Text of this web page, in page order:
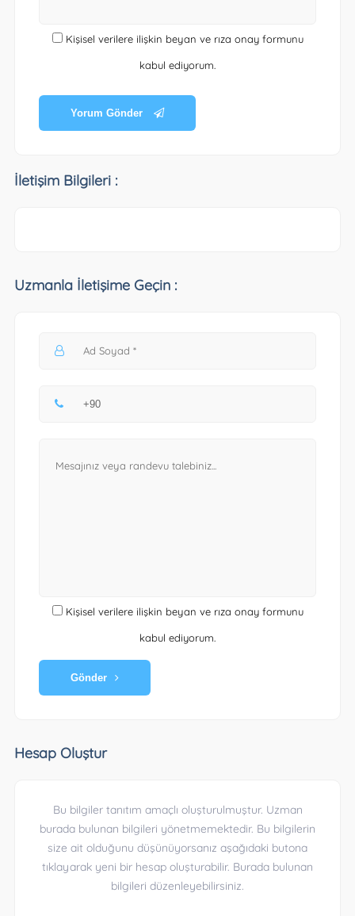
Kişisel verilere ilişkin beyan ve rıza onay formunu
kabul ediyorum.
Yorum Gönder
İletişim Bilgileri :
Uzmanla İletişime Geçin :
Kişisel verilere ilişkin beyan ve rıza onay formunu
kabul ediyorum.
Gönder
Hesap Oluştur
Bu bilgiler tanıtım amaçlı oluşturulmuştur. Uzman
burada bulunan bilgileri yönetmemektedir. Bu bilgilerin
size ait olduğunu düşünüyorsanız aşağıdaki butona
tıklayarak yeni bir hesap oluşturabilir. Burada bulunan
bilgileri düzenleyebilirsiniz.